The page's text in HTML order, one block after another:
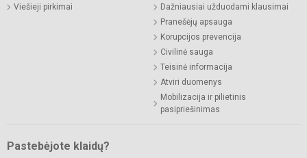
Viešieji pirkimai
Dažniausiai užduodami klausimai
Pranešėjų apsauga
Korupcijos prevencija
Civilinė sauga
Teisinė informacija
Atviri duomenys
Mobilizacija ir pilietinis
pasipriešinimas
Pastebėjote klaidų?